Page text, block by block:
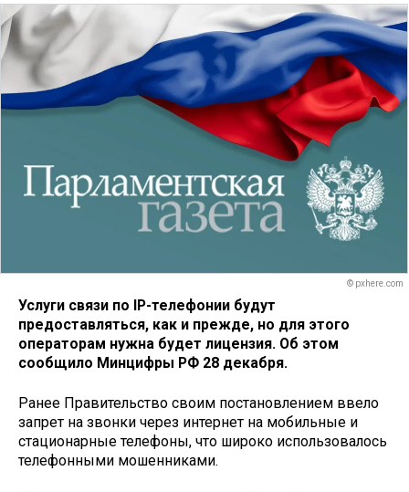
© pxhere.com
Услуги связи по IP-телефонии будут
предоставляться, как и прежде, но для этого
операторам нужна будет лицензия. Об этом
сообщило Минцифры РФ 28 декабря.
Ранее Правительство своим постановлением ввело
запрет на звонки через интернет на мобильные и
стационарные телефоны, что широко использовалось
телефонными мошенниками.